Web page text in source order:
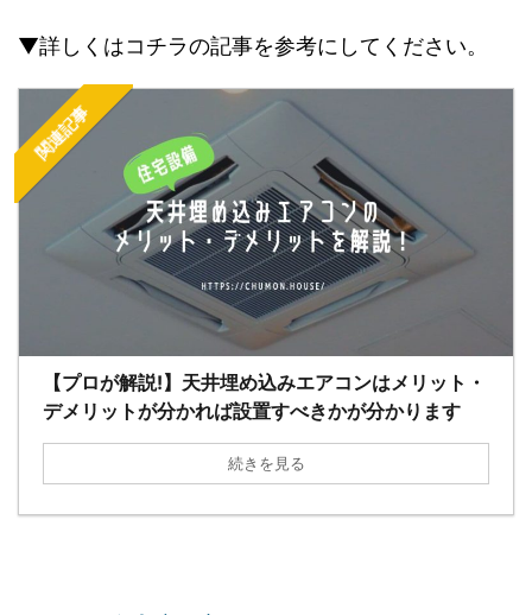
▼詳しくはコチラの記事を参考にしてください。
関連記事
【プロが解説!】天井埋め込みエアコンはメリット・
デメリットが分かれば設置すべきかが分かります
続きを見る